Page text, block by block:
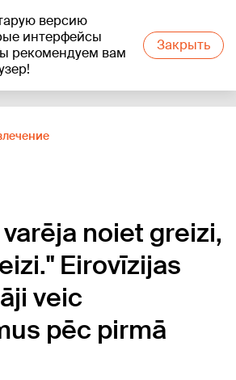
версию
интерфейсы
рекомендуем вам
Закрыть
noiet greizi,
Eirovīzijas
veic
pēc pirmā